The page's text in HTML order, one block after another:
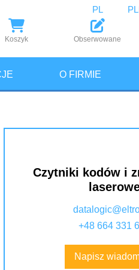
Koszyk Obserwowane
PL
O FIRMIE
Czytniki kodów i
+48 664 331
Napisz